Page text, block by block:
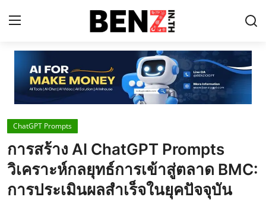
Home
Contact
AI Tools
ChatGPT Prompts
ข่าว AI รอบโลก
ChatGPT Prompts
การสร้าง AI ChatGPT Prompts
วิเคราะห์กลยุทธ์การเข้าสู่ตลาด BMC:
การประเมินผลสำเร็จในยุคปัจจุบัน